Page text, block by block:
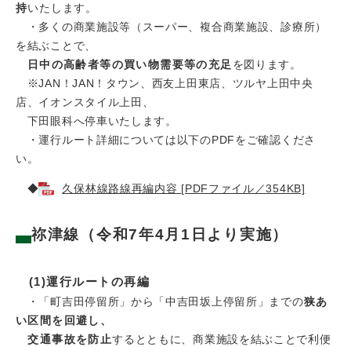
持いたします。
​ ・多くの商業施設等（スーパー、複合商業施設、診療所）
を結ぶことで、
日中の高齢者等の買い物需要等の充足 を図ります。
※JAN！JAN！タウン、西友上田東店、ツルヤ上田中央
店、イオンスタイル上田、
下田眼科へ停車いたします。
・運行ルート詳細については以下のPDFをご確認くださ
い。
◆ 久保林線路線再編内容 [PDFファイル／354KB]
祢津線（令和7年4月1日より実施）
(1)運行ルートの再編
​・「町吉田停留所」から「中吉田坂上停留所」までの狭あ
い区間を回避し、
交通事故を防止するとともに、商業施設を結ぶことで利便